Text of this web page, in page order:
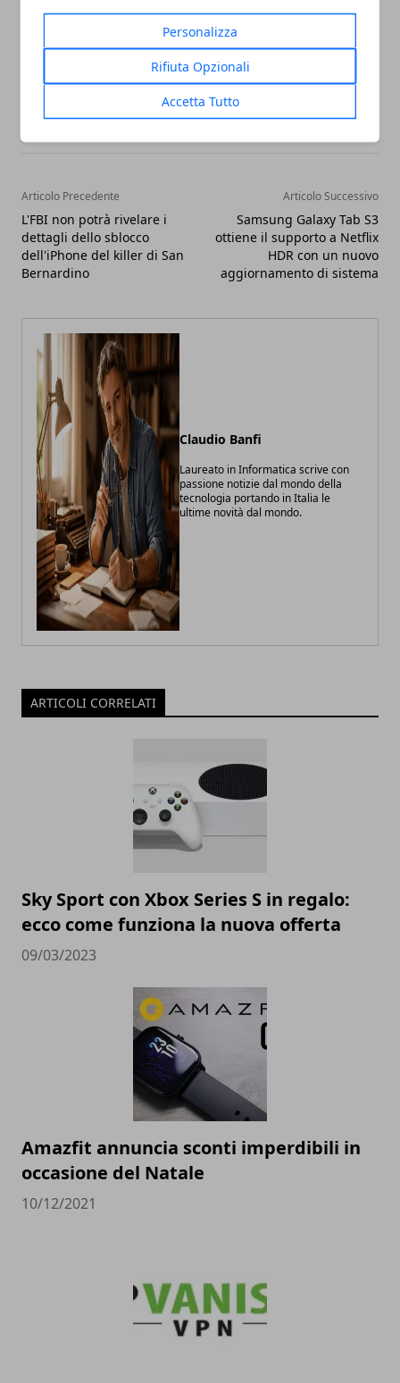
Personalizza
Rifiuta Opzionali
Accetta Tutto
Whatsapp
Articolo Precedente
L'FBI non potrà rivelare i
dettagli dello sblocco
dell'iPhone del killer di San
Bernardino
Articolo Successivo
Samsung Galaxy Tab S3
ottiene il supporto a Netflix
HDR con un nuovo
aggiornamento di sistema
Claudio Banfi
Laureato in Informatica scrive con
passione notizie dal mondo della
tecnologia portando in Italia le
ultime novità dal mondo.
ARTICOLI CORRELATI
Sky Sport con Xbox Series S in regalo:
ecco come funziona la nuova offerta
09/03/2023
Amazfit annuncia sconti imperdibili in
occasione del Natale
10/12/2021